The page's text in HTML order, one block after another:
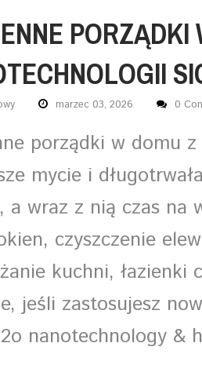
marzec 03, 2026 0
porządki w domu
mycie i
a wraz z nią czas na
czyszczenie
kuchni, łazienki
jeśli zastosujesz
nanotechnology &